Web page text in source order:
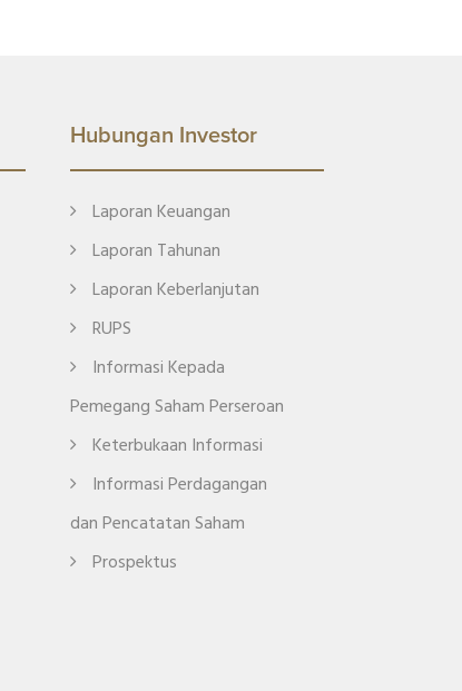
Hubungan Investor
Laporan Keuangan
Laporan Tahunan
Laporan Keberlanjutan
RUPS
Informasi Kepada
Pemegang Saham Perseroan
Keterbukaan Informasi
Informasi Perdagangan
dan Pencatatan Saham
Prospektus